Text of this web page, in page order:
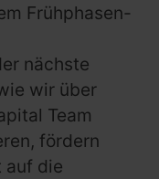
Frühphasen-
nächste
wir über
Team
fördern
auf die